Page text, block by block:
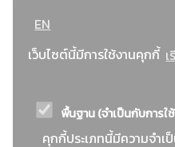
EN
เว็บไซต์นี้มีการใช้งานคุกกี้
พื้นฐาน (จำเป็นกับการใ
คุกกี้ประเภทนี้มีความจำเ
..ยอดนิยม..
: วิธีเฉพาะเจาะจง